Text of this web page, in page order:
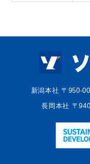
新潟本社 〒950-
長岡本社 〒